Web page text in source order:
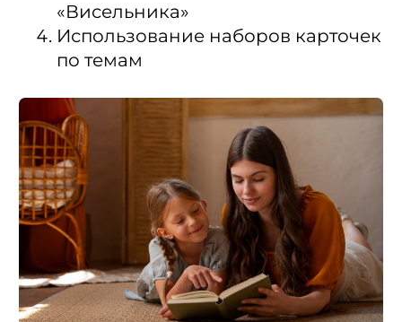
«Висельника»
Использование наборов карточек
по темам